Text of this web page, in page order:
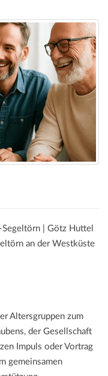
| Götz Huttel
an der Westküste
Altersgruppen zum
der Gesellschaft
Impuls oder Vortrag
gemeinsamen